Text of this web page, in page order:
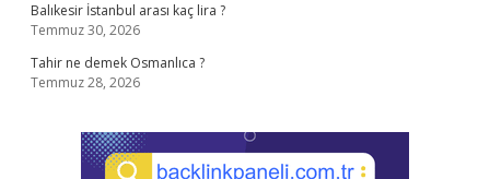
Balıkesir İstanbul arası kaç lira ?
Temmuz 30, 2026
Tahir ne demek Osmanlıca ?
Temmuz 28, 2026